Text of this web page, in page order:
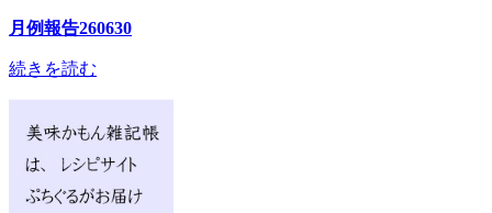
月例報告260630
続きを読む